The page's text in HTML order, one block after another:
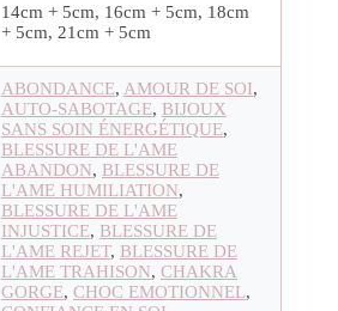
14cm + 5cm, 16cm + 5cm, 18cm
+ 5cm, 21cm + 5cm
ABONDANCE, AMOUR DE SOI,
AUTO-SABOTAGE, BIJOUX
SANS SOIN ÉNERGÉTIQUE,
BLESSURE DE L'AME
ABANDON, BLESSURE DE
L'AME HUMILIATION,
BLESSURE DE L'AME
INJUSTICE, BLESSURE DE
L'AME REJET, BLESSURE DE
L'AME TRAHISON, CHAKRA
GORGE, CHOC EMOTIONNEL,